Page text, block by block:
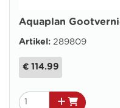
Aquaplan
Artikel: 289809
€ 114.99